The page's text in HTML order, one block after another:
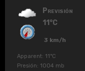
Previsión
11°C
3 km/h
Apparent: 11°C
Presión: 1004 mb